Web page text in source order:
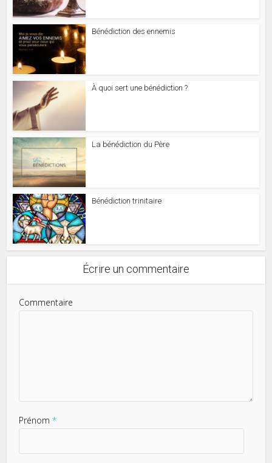
Bénédiction des ennemis
À quoi sert une bénédiction ?
La bénédiction du Père
Bénédiction trinitaire
Écrire un commentaire
Commentaire
Prénom *